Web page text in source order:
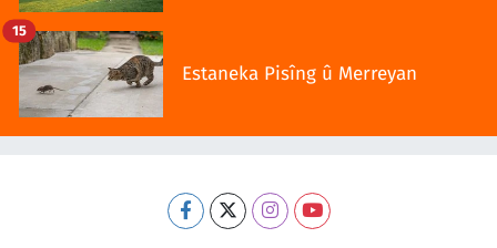
Estaneka Pisîng û Merreyan
15